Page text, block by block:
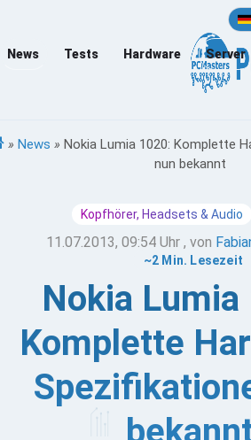
News Tests Hardware Server
» News » Nokia Lumia 1020: Komplette
nun bekannt
Kopfhörer, Headsets & Audio
11.07.2013, 09:54 Uhr , von
~2 Min. Lesezeit
Nokia Lumia
Komplette